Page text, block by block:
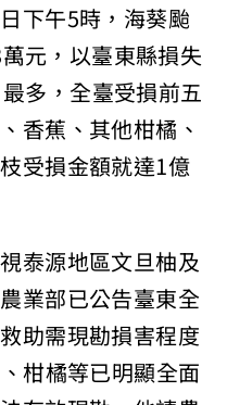
下午5時，海葵颱
元，以臺東縣損失
多，全臺受損前五
香蕉、其他柑橘、
受損金額就達1億
泰源地區文旦柚及
業部已公告臺東全
助需現勘損害程度
柑橘等已明顯全面